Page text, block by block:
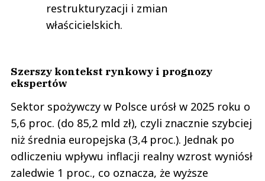
restrukturyzacji i zmian
właścicielskich.
Szerszy kontekst rynkowy i prognozy
ekspertów
Sektor spożywczy w Polsce urósł w 2025 roku o
5,6 proc. (do 85,2 mld zł), czyli znacznie szybciej
niż średnia europejska (3,4 proc.). Jednak po
odliczeniu wpływu inflacji realny wzrost wyniósł
zaledwie 1 proc., co oznacza, że wyższe